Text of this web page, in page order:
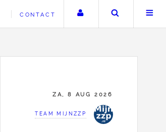
CONTACT Uw accountZoeken
ZA, 8 AUG 2026
TEAM MIJNZZP